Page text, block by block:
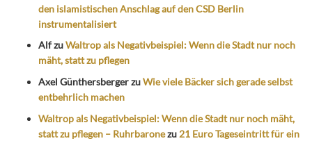
den islamistischen Anschlag auf den CSD Berlin
instrumentalisiert
AlfzuWaltrop als Negativbeispiel: Wenn die Stadt nur noch
mäht, statt zu pflegen
Axel GünthersbergerzuWie viele Bäcker sich gerade selbst
entbehrlich machen
Waltrop als Negativbeispiel: Wenn die Stadt nur noch mäht,
statt zu pflegen – Ruhrbaronezu 21 Euro Tageseintritt für ein